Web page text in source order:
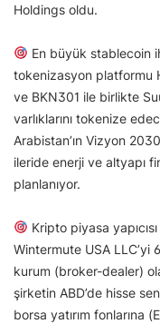
Holdings oldu.
En büyük stablecoin
tokenizasyon platformu
ve BKN301 ile birlikte
varlıklarını tokenize
Arabistan’ın Vizyon
ileride enerji ve altyapı
planlanıyor.
Kripto piyasa
Wintermute USA LLC’yi
kurum (broker-dealer)
şirketin ABD’de hisse
borsa yatırım fonlarına